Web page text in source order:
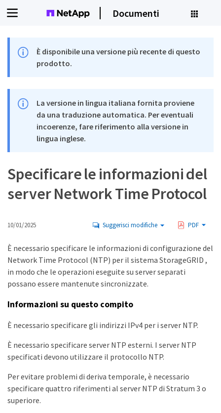
Documenti
È disponibile una versione più recente di questo
prodotto.
La versione in lingua italiana fornita proviene
da una traduzione automatica. Per eventuali
incoerenze, fare riferimento alla versione in
lingua inglese.
Specificare le informazioni del
server Network Time Protocol
10/01/2025 Suggerisci modifiche PDF
È necessario specificare le informazioni di configurazione del
Network Time Protocol (NTP) per il sistema StorageGRID ,
in modo che le operazioni eseguite su server separati
possano essere mantenute sincronizzate.
Informazioni su questo compito
È necessario specificare gli indirizzi IPv4 per i server NTP.
È necessario specificare server NTP esterni. I server NTP
specificati devono utilizzare il protocollo NTP.
Per evitare problemi di deriva temporale, è necessario
specificare quattro riferimenti al server NTP di Stratum 3 o
superiore.